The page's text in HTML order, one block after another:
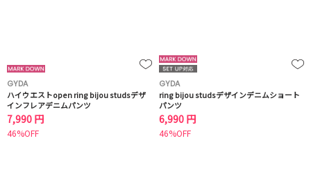
GYDA
ハイウエストopen ring bijou studsデザ
インフレアデニムパンツ
7,990 円
46%OFF
GYDA
ring bijou studsデザインデニムショート
パンツ
6,990 円
46%OFF